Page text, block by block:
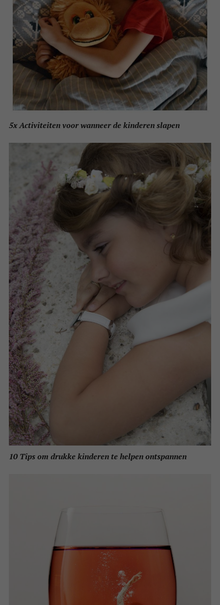
5x Activiteiten voor wanneer de kinderen slapen
10 Tips om drukke kinderen te helpen ontspannen